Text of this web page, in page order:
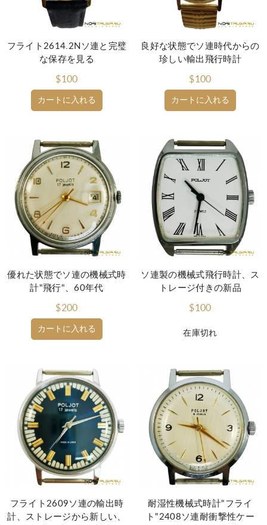
カートに入れる
フライト2614.2Nソ連と完璧
な保存を見る
$100
カートに入れる
良好な状態でソ連時代からの
珍しい輸出飛行時計
$100
カートに入れる
優れた状態でソ連の機械式時
計"飛行"、60年代
$200
在庫切れ
ソ連製の機械式飛行時計、ス
トレージ付きの新品
$100
フライト2609ソ連の輸出時
計、ストレージから新しい、
耐湿性機械式時計"フライ
ト"2408ソ連耐衝撃性ケー